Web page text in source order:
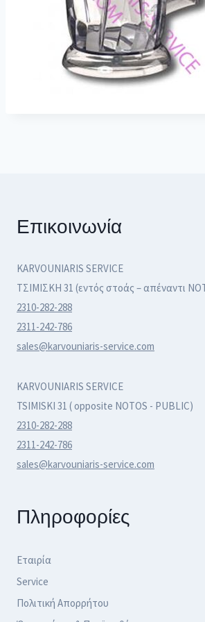
Επικοινωνία
KARVOUNIARIS SERVICE
ΤΣΙΜΙΣΚΗ 31 (εντός στοάς – απέναντι
2310-282-288
2311-242-786
sales@karvouniaris-service.com
KARVOUNIARIS SERVICE
TSIMISKI 31 ( opposite NOTOS - PUBLIC)
2310-282-288
2311-242-786
sales@karvouniaris-service.com
Πληροφορίες
Εταιρία
Service
Πολιτική Απορρήτου